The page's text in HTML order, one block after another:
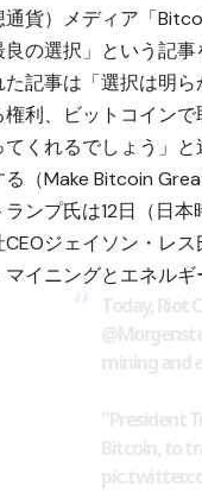
通貨）メディア「
良の選択」という記事
た記事は「選択は明
権利、ビットコイン
てくれるでしょう」
（Make Bitcoin
ランプ氏は12日（日
ジェイソン・レ
マイニングとエネルギ